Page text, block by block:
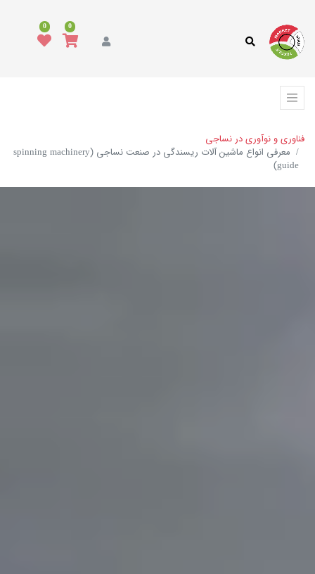
0
0
فناوری و نوآوری در نساجی
معرفی انواع ماشین آلات ریسندگی در صنعت نساجی (spinning machinery
guide)